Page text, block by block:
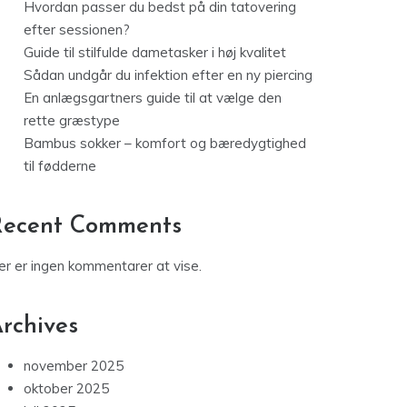
Hvordan passer du bedst på din tatovering
efter sessionen?
Guide til stilfulde dametasker i høj kvalitet
Sådan undgår du infektion efter en ny piercing
En anlægsgartners guide til at vælge den
rette græstype
Bambus sokker – komfort og bæredygtighed
til fødderne
Comments
er ingen kommentarer at vise.
november 2025
oktober 2025